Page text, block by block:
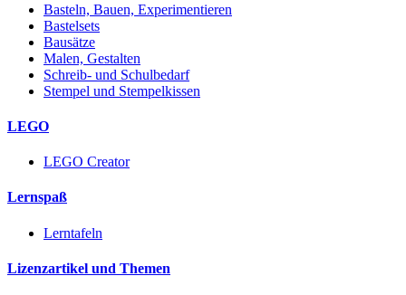
Basteln, Bauen, Experimentieren
Bastelsets
Bausätze
Malen, Gestalten
Schreib- und Schulbedarf
Stempel und Stempelkissen
LEGO
LEGO Creator
Lernspaß
Lerntafeln
Lizenzartikel und Themen